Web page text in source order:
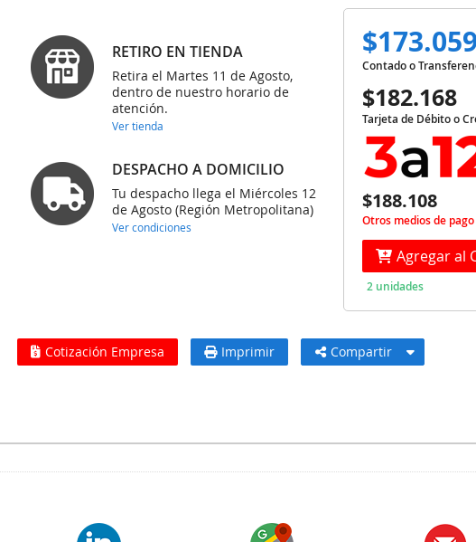
RETIRO EN TIENDA
Retira el Martes 11 de Agosto,
dentro de nuestro horario de
atención.
Ver tienda
DESPACHO A DOMICILIO
Tu despacho llega el Miércoles 12
de Agosto (Región Metropolitana)
Ver condiciones
$173.059
Contado o
$182.168
Tarjeta de Débito o
$188.108
Otros medios de
Agregar al
2 unidades
Cotización Empresa Imprimir Compartir